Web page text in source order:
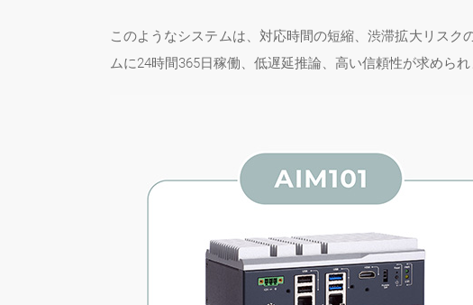
このようなシステムは、対応時間の短縮、渋滞拡大リス
ムに24時間365日稼働、低遅延推論、高い信頼性が求められ